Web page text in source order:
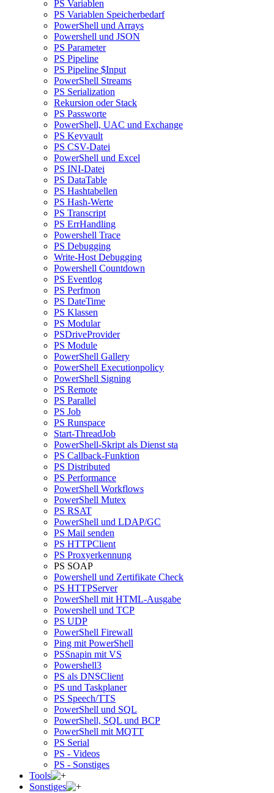
PS Variablen
PS Variablen Speicherbedarf
PowerShell und Arrays
Powershell und JSON
PS Parameter
PS Pipeline
PS Pipeline $Input
PowerShell Streams
PS Serialization
Rekursion oder Stack
PS Passworte
PowerShell, UAC und Exchange
PS Keyvault
PS CSV-Datei
PowerShell und Excel
PS INI-Datei
PS DataTable
PS Hashtabellen
PS Hash-Werte
PS Transcript
PS ErrHandling
Powershell Trace
PS Debugging
Write-Host Debugging
Powershell Countdown
PS Eventlog
PS Perfmon
PS DateTime
PS Klassen
PS Modular
PSDriveProvider
PS Module
PowerShell Gallery
PowerShell Executionpolicy
PowerShell Signing
PS Remote
PS Parallel
PS Job
PS Runspace
Start-ThreadJob
PowerShell-Skript als Dienst sta
PS Callback-Funktion
PS Distributed
PS Performance
PowerShell Workflows
PowerShell Mutex
PS RSAT
PowerShell und LDAP/GC
PS Mail senden
PS HTTPClient
PS Proxyerkennung
PS SOAP
Powershell und Zertifikate Check
PS HTTPServer
PowerShell mit HTML-Ausgabe
Powershell und TCP
PS UDP
PowerShell Firewall
Ping mit PowerShell
PSSnapin mit VS
Powershell3
PS als DNSClient
PS und Taskplaner
PS Speech/TTS
PowerShell und SQL
PowerShell, SQL und BCP
PowerShell mit MQTT
PS Serial
PS - Videos
PS - Sonstiges
Tools
Sonstiges